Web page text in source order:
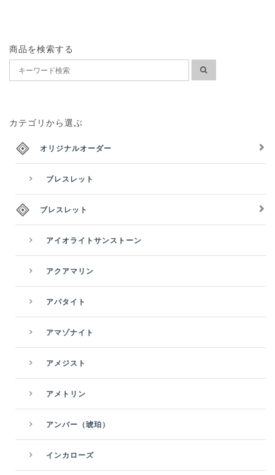
商品を検索する
カテゴリから選ぶ
オリジナルオーダー
ブレスレット
ブレスレット
アイオライトサンストーン
アクアマリン
アパタイト
アマゾナイト
アメジスト
アメトリン
アンバー（琥珀）
インカローズ